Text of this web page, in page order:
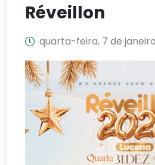
Réveillon
quarta-feira, 7 de